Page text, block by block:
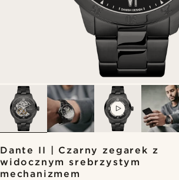
Dante II | Czarny zegarek z
widocznym srebrzystym
mechanizmem